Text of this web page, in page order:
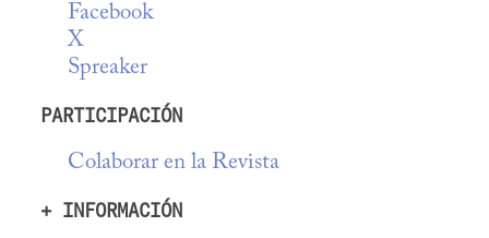
Facebook
X
Spreaker
PARTICIPACIÓN
Colaborar en la Revista
+ INFORMACIÓN